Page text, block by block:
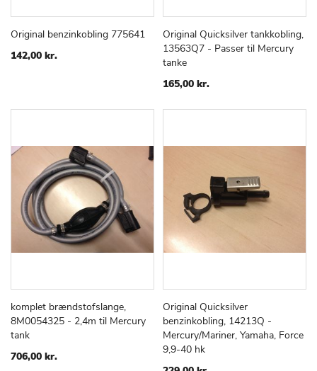
Læg i kurv
TILFØJ
SAMMENLIGN
Original benzinkobling 775641
142,00 kr.
Læg i kurv
TILFØJ
TIL
Original Quicksilver tankkobling,
13563Q7 - Passer til Mercury
tanke
165,00 kr.
Læg i kurv
TILFØJ
TIL
SAMMENLIGN
komplet brændstofslange,
8M0054325 - 2,4m til Mercury
tank
706,00 kr.
Læg i kurv
TIL
ØNSKE
Original Quicksilver
benzinkobling, 14213Q -
Mercury/Mariner, Yamaha, Force
9,9-40 hk